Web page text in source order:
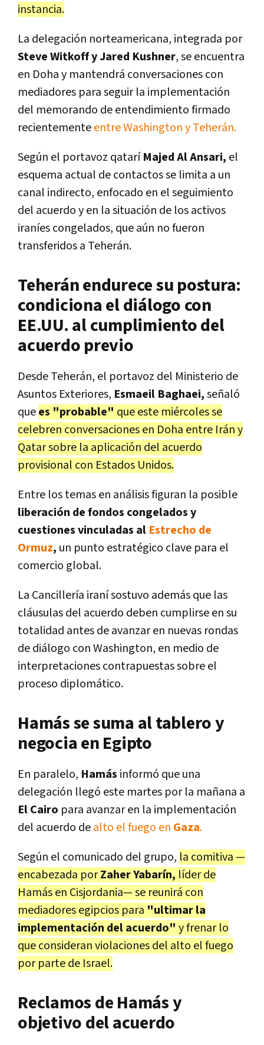
instancia.
La delegación norteamericana, integrada por
Steve Witkoff y Jared Kushner, se encuentra
en Doha y mantendrá conversaciones con
mediadores para seguir la implementación
del memorando de entendimiento firmado
recientementeentre Washington y Teherán.
Según el portavoz qataríMajed Al Ansari, el
esquema actual de contactos se limita a un
canal indirecto, enfocado en el seguimiento
del acuerdo y en la situación de los activos
iraníes congelados, que aún no fueron
transferidos a Teherán.
Teherán endurece su postura:
condiciona el diálogo con
EE.UU. al cumplimiento del
acuerdo previo
Desde Teherán, el portavoz del Ministerio de
Asuntos Exteriores, Esmaeil Baghaei,señaló
quees "probable" que este miércoles se
celebren conversaciones en Doha entre Irán y
Qatar sobre la aplicación del acuerdo
provisional con Estados Unidos.
Entre los temas en análisis figuran la posible
liberación de fondos congelados y
cuestiones vinculadas al Estrecho de
Ormuz, un punto estratégico clave para el
comercio global.
La Cancillería iraní sostuvo además que las
cláusulas del acuerdo deben cumplirse en su
totalidad antes de avanzar en nuevas rondas
de diálogo con Washington, en medio de
interpretaciones contrapuestas sobre el
proceso diplomático.
Hamás se suma al tablero y
negocia en Egipto
En paralelo, Hamás informó que una
delegación llegó este martes por la mañana a
El Cairo para avanzar en la implementación
del acuerdo dealto el fuego en Gaza.
Según el comunicado del grupo, la comitiva —
encabezada porZaher Yabarín, líder de
Hamás en Cisjordania— se reunirá con
mediadores egipcios para "ultimar la
implementación del acuerdo" y frenar lo
que consideran violaciones del alto el fuego
por parte de Israel.
Reclamos de Hamás y
objetivo del acuerdo